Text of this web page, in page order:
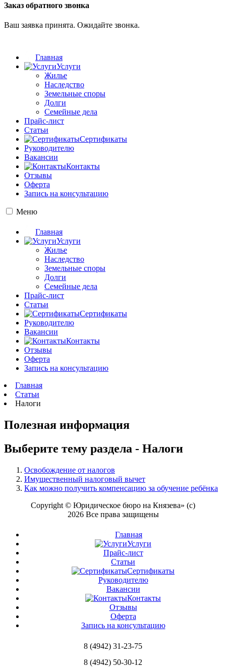
Заказ обратного звонка
Ваш заявка принята. Ожидайте звонка.
Главная
Услуги
Жилье
Наследство
Земельные споры
Долги
Семейные дела
Прайс-лист
Статьи
Сертификаты
Руководителю
Вакансии
Контакты
Отзывы
Оферта
Запись на консультацию
Меню
Главная
Услуги
Жилье
Наследство
Земельные споры
Долги
Семейные дела
Прайс-лист
Статьи
Сертификаты
Руководителю
Вакансии
Контакты
Отзывы
Оферта
Запись на консультацию
Главная
Статьи
Налоги
Полезная информация
Выберите тему раздела - Налоги
Освобождение от налогов
Имущественный налоговый вычет
Как можно получить компенсацию за обучение ребёнка
Copyright © Юридическое бюро на Князева» (с)
2026 Все права защищены
Главная
Услуги
Прайс-лист
Статьи
Сертификаты
Руководителю
Вакансии
Контакты
Отзывы
Оферта
Запись на консультацию
8 (4942) 31-23-75
8 (4942) 50-30-12